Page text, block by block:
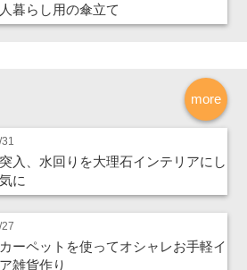
暮らし用の傘立て
more
入、水回りを大理石インテリアにし
に
ーペットを使ってオシャレお手軽イ
雑貨作り